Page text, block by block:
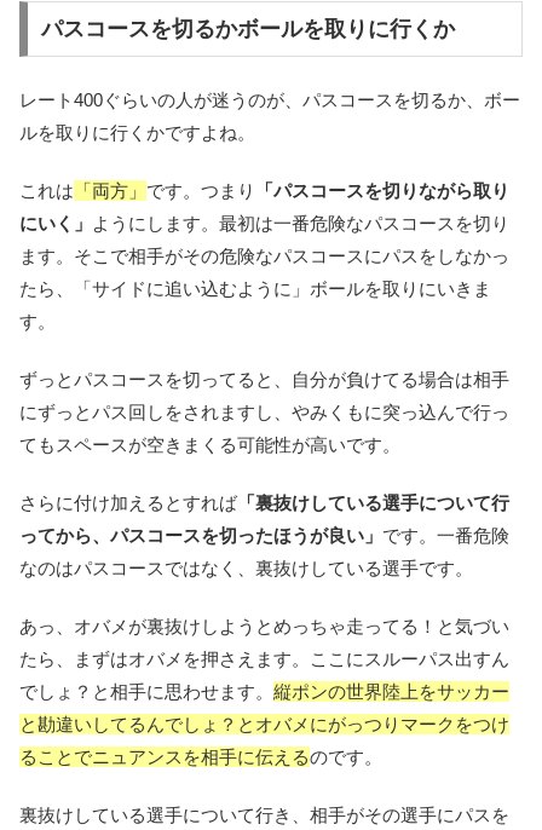
パスコースを切るかボールを取りに行くか
レート400ぐらいの人が迷うのが、パスコースを切るか、ボー
ルを取りに行くかですよね。
これは 「両方」 です。つまり
「パスコースを切りながら取り
にいく」 ようにします。最初は一番危険なパスコースを切り
ます。そこで相手がその危険なパスコースにパスをしなかっ
たら、「サイドに追い込むように」ボールを取りにいきま
す。
ずっとパスコースを切ってると、自分が負けてる場合は相手
にずっとパス回しをされますし、やみくもに突っ込んで行っ
てもスペースが空きまくる可能性が高いです。
さらに付け加えるとすれば「裏抜けしている選手について行
ってから、パスコースを切ったほうが良い」 です。一番危険
なのはパスコースではなく、裏抜けしている選手です。
あっ、オバメが裏抜けしようとめっちゃ走ってる！と気づい
たら、まずはオバメを押さえます。ここにスルーパス出すん
でしょ？と相手に思わせます。 縦ポンの世界陸上をサッカー
と勘違いしてるんでしょ？とオバメにがっつりマークをつけ
ることでニュアンスを相手に伝えるのです。
裏抜けしている選手について行き、相手がその選手にパスを